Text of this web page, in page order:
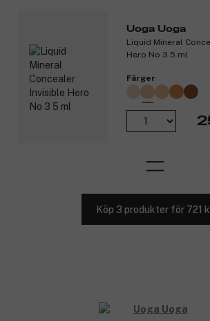
Uoga Uoga
Liquid Mineral
Hero No 3 5 ml
Färger
Köp 3 produkter för 721